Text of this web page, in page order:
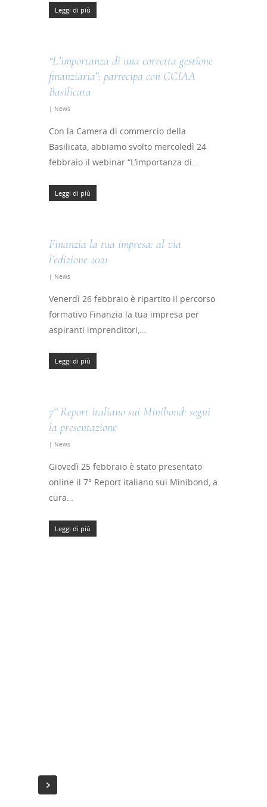
Leggi di più
“L’importanza di una corretta gestione
finanziaria”: partecipa con CCIAA
Basilicata
| News
Con la Camera di commercio della
Basilicata, abbiamo svolto mercoledì 24
febbraio il webinar “L’importanza di…
Leggi di più
Finanzia la tua impresa: al via
l’edizione 2021
| News
Venerdì 26 febbraio è ripartito il percorso
formativo Finanzia la tua impresa per
aspiranti imprenditori,…
Leggi di più
7° Report italiano sui Minibond: segui
la presentazione
| News
Giovedì 25 febbraio è stato presentato
online il 7° Report italiano sui Minibond, a
cura…
Leggi di più